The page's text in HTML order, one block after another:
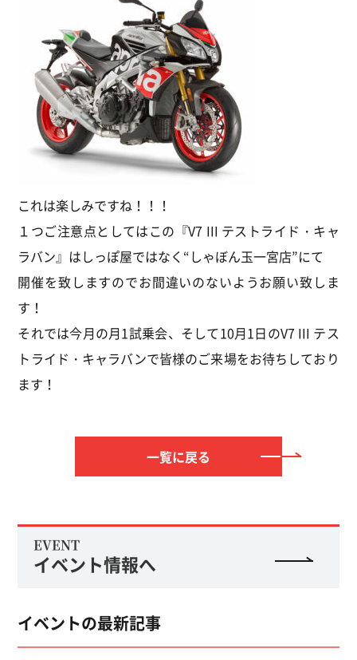
これは楽しみですね！！！
１つご注意点としてはこの『V7 III テストライド・キャ
ラバン』はしっぽ屋ではなく“しゃぼん玉一宮店”にて
開催を致しますのでお間違いのないようお願い致しま
す！
それでは今月の月1試乗会、そして10月1日のV7 III テス
トライド・キャラバンで皆様のご来場をお待ちしており
ます！
一覧に戻る
EVENT
イベント情報へ
イベントの最新記事